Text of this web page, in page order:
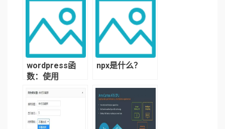
wordpress函
数：使用
章
npx是什么？